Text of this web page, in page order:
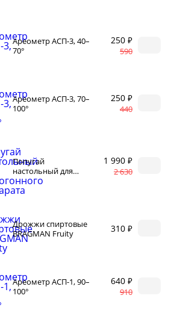
Ареометр АСП-3, 40–
70°
250 ₽
590
Ареометр АСП-3, 70–
100°
250 ₽
440
Попугай
настольный для
самогонного
аппарата
1 990 ₽
2 630
Дрожжи спиртовые
BRAGMAN Fruity
310 ₽
Ареометр АСП-1, 90–
100°
640 ₽
910